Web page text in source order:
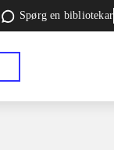
Spørg en bibliotekar